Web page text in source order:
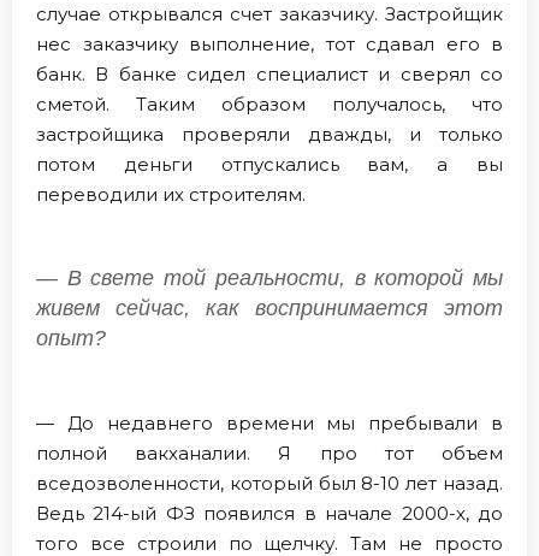
случае открывался счет заказчику. Застройщик
нес заказчику выполнение, тот сдавал его в
банк. В банке сидел специалист и сверял со
сметой. Таким образом получалось, что
застройщика проверяли дважды, и только
потом деньги отпускались вам, а вы
переводили их строителям.
— В свете той реальности, в которой мы
живем сейчас, как воспринимается этот
опыт?
— До недавнего времени мы пребывали в
полной вакханалии. Я про тот объем
вседозволенности, который был 8-10 лет назад.
Ведь 214-ый ФЗ появился в начале 2000-х, до
того все строили по щелчку. Там не просто